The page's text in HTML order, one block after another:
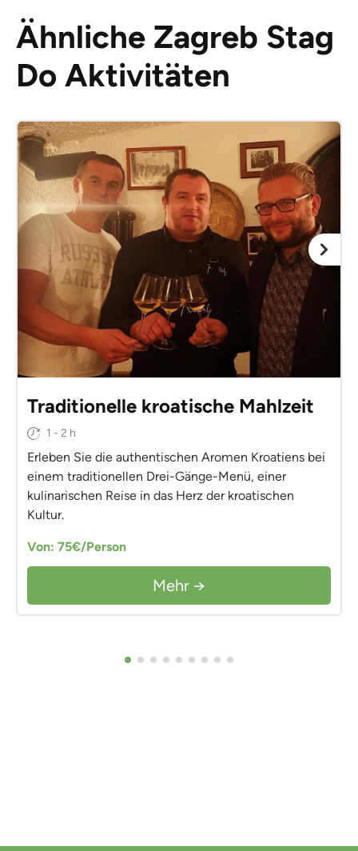
Ähnliche Zagreb Stag
Do Aktivitäten
Traditionelle kroatische Mahlzeit
1 - 2 h
Erleben Sie die authentischen Aromen Kroatiens bei
einem traditionellen Drei-Gänge-Menü, einer
kulinarischen Reise in das Herz der kroatischen
Kultur.
Von: 75€/Person
Mehr →